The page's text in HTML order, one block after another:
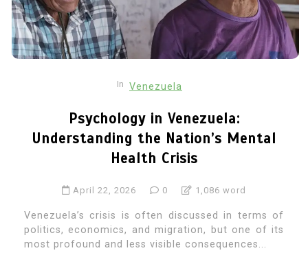
In Venezuela
Psychology in Venezuela:
Understanding the Nation’s Mental
Health Crisis
April 22, 2026 0 1,086 word
Venezuela’s crisis is often discussed in terms of
politics, economics, and migration, but one of its
most profound and less visible consequences...